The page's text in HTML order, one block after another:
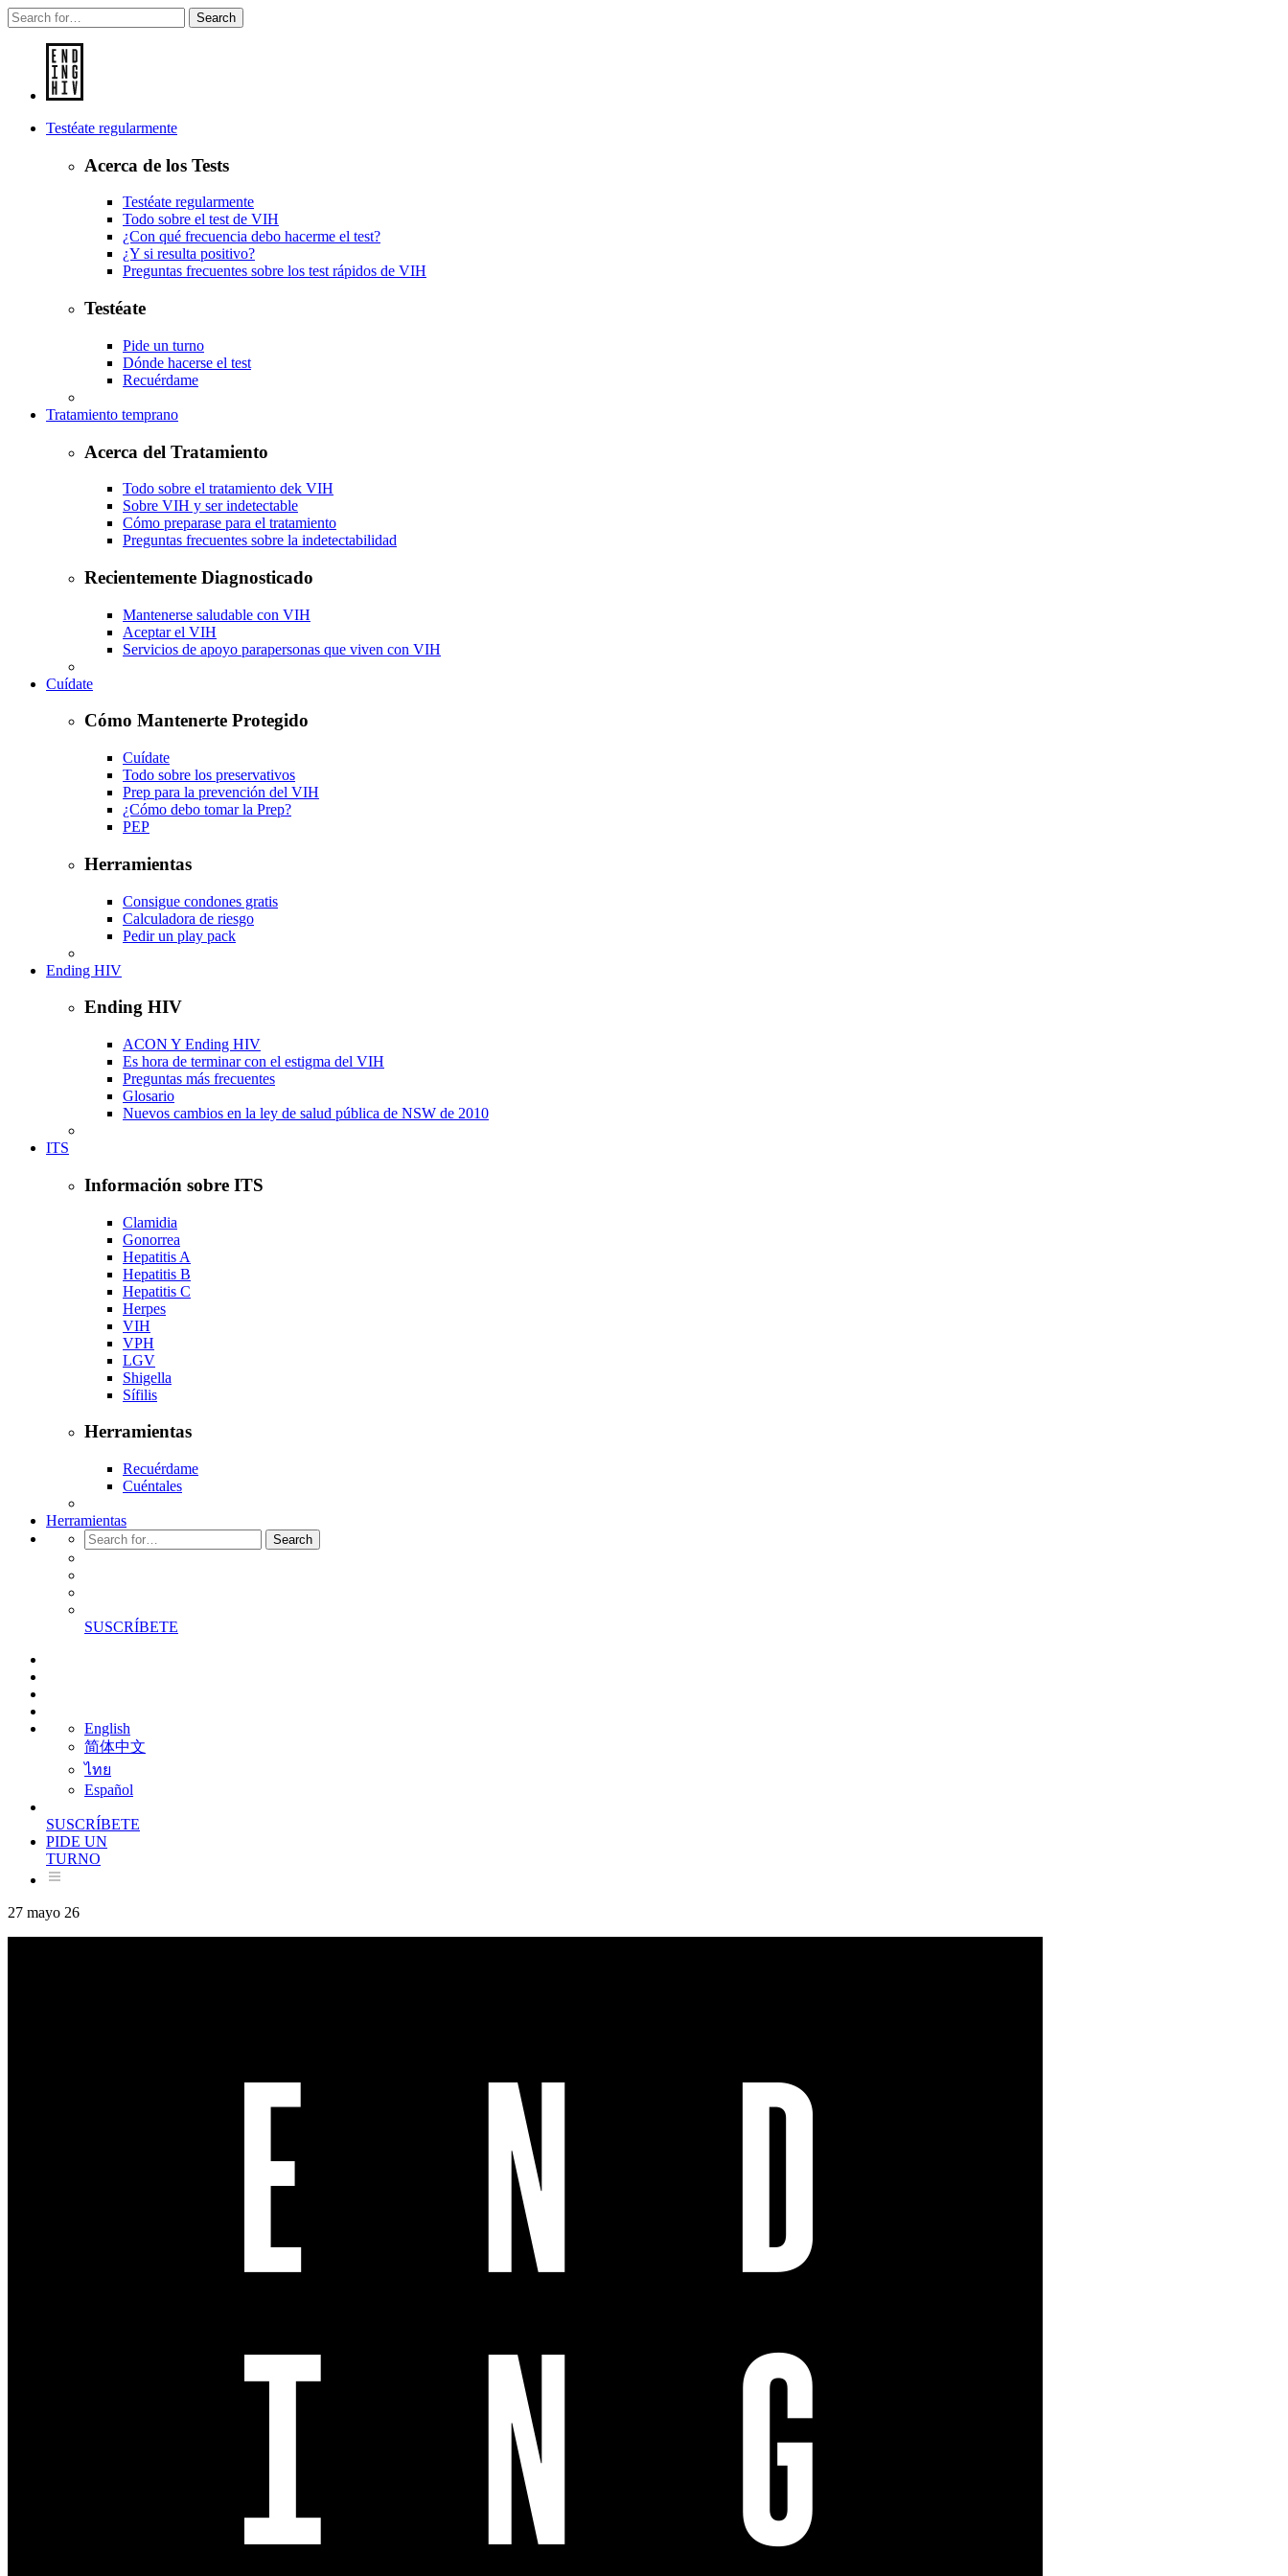
Search
Testéate regularmente
Acerca de los Tests
Testéate regularmente
Todo sobre el test de VIH
¿Con qué frecuencia debo hacerme el test?
¿Y si resulta positivo?
Preguntas frecuentes sobre los test rápidos de VIH
Testéate
Pide un turno
Dónde hacerse el test
Recuérdame
Tratamiento temprano
Acerca del Tratamiento
Todo sobre el tratamiento dek VIH
Sobre VIH y ser indetectable
Cómo preparase para el tratamiento
Preguntas frecuentes sobre la indetectabilidad
Recientemente Diagnosticado
Mantenerse saludable con VIH
Aceptar el VIH
Servicios de apoyo parapersonas que viven con VIH
Cuídate
Cómo Mantenerte Protegido
Cuídate
Todo sobre los preservativos
Prep para la prevención del VIH
¿Cómo debo tomar la Prep?
PEP
Herramientas
Consigue condones gratis
Calculadora de riesgo
Pedir un play pack
Ending HIV
Ending HIV
ACON Y Ending HIV
Es hora de terminar con el estigma del VIH
Preguntas más frecuentes
Glosario
Nuevos cambios en la ley de salud pública de NSW de 2010
ITS
Información sobre ITS
Clamidia
Gonorrea
Hepatitis A
Hepatitis B
Hepatitis C
Herpes
VIH
VPH
LGV
Shigella
Sífilis
Herramientas
Recuérdame
Cuéntales
Herramientas
Search
SUSCRÍBETE
English
简体中文
ไทย
Español
SUSCRÍBETE
PIDE UN
TURNO
27 mayo 26